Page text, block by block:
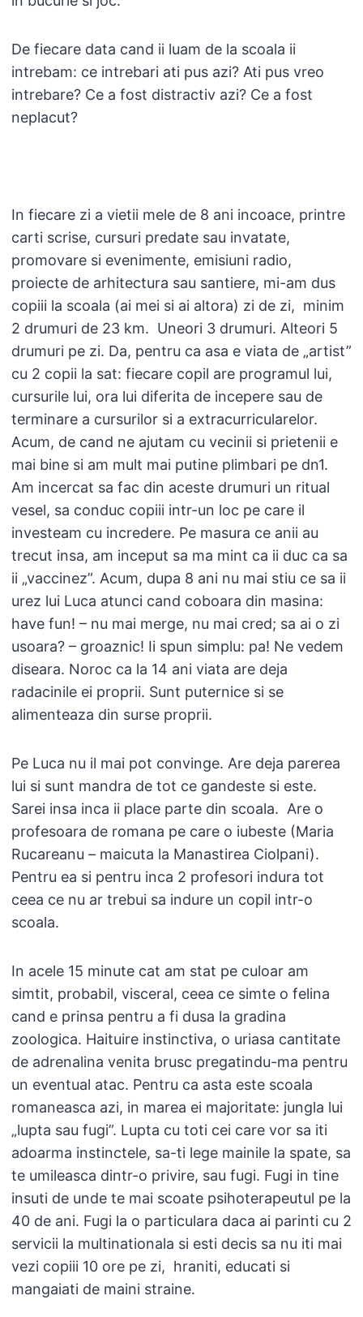
De fiecare data cand ii luam de la scoala ii
intrebam: ce intrebari ati pus azi? Ati pus vreo
intrebare? Ce a fost distractiv azi? Ce a fost
neplacut?
In fiecare zi a vietii mele de 8 ani incoace, printre
carti scrise, cursuri predate sau invatate,
promovare si evenimente, emisiuni radio,
proiecte de arhitectura sau santiere, mi-am dus
copiii la scoala (ai mei si ai altora) zi de zi, minim
2 drumuri de 23 km. Uneori 3 drumuri. Alteori 5
drumuri pe zi. Da, pentru ca asa e viata de „artist”
cu 2 copii la sat: fiecare copil are programul lui,
cursurile lui, ora lui diferita de incepere sau de
terminare a cursurilor si a extracurricularelor.
Acum, de cand ne ajutam cu vecinii si prietenii e
mai bine si am mult mai putine plimbari pe dn1.
Am incercat sa fac din aceste drumuri un ritual
vesel, sa conduc copiii intr-un loc pe care il
investeam cu incredere. Pe masura ce anii au
trecut insa, am inceput sa ma mint ca ii duc ca sa
ii „vaccinez”. Acum, dupa 8 ani nu mai stiu ce sa ii
urez lui Luca atunci cand coboara din masina:
have fun! – nu mai merge, nu mai cred; sa ai o zi
usoara? – groaznic! Ii spun simplu: pa! Ne vedem
diseara. Noroc ca la 14 ani viata are deja
radacinile ei proprii. Sunt puternice si se
alimenteaza din surse proprii.
Pe Luca nu il mai pot convinge. Are deja parerea
lui si sunt mandra de tot ce gandeste si este.
Sarei insa inca ii place parte din scoala. Are o
profesoara de romana pe care o iubeste (Maria
Rucareanu – maicuta la Manastirea Ciolpani).
Pentru ea si pentru inca 2 profesori indura tot
ceea ce nu ar trebui sa indure un copil intr-o
scoala.
In acele 15 minute cat am stat pe culoar am
simtit, probabil, visceral, ceea ce simte o felina
cand e prinsa pentru a fi dusa la gradina
zoologica. Haituire instinctiva, o uriasa cantitate
de adrenalina venita brusc pregatindu-ma pentru
un eventual atac. Pentru ca asta este scoala
romaneasca azi, in marea ei majoritate: jungla lui
„lupta sau fugi”. Lupta cu toti cei care vor sa iti
adoarma instinctele, sa-ti lege mainile la spate, sa
te umileasca dintr-o privire, sau fugi. Fugi in tine
insuti de unde te mai scoate psihoterapeutul pe la
40 de ani. Fugi la o particulara daca ai parinti cu 2
servicii la multinationala si esti decis sa nu iti mai
vezi copiii 10 ore pe zi, hraniti, educati si
mangaiati de maini straine.